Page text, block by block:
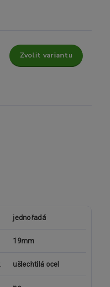
Zvolit variantu
jednořadá
19mm
ušlechtilá ocel